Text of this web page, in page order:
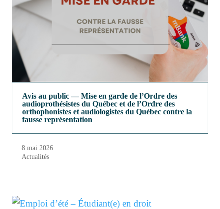
Avis au public — Mise en garde de l’Ordre des
audioprothésistes du Québec et de l’Ordre des
orthophonistes et audiologistes du Québec contre la
fausse représentation
8 mai 2026
Actualités